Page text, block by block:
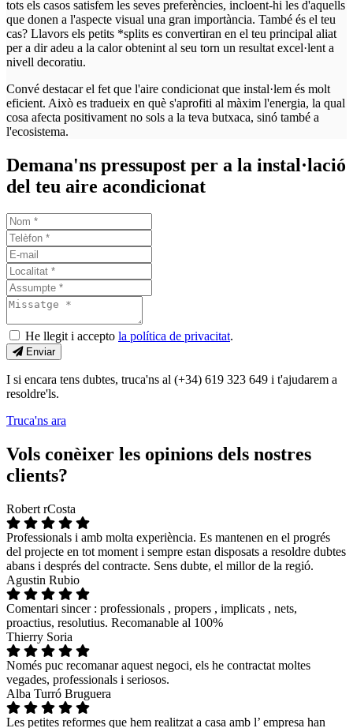
tots els casos satisfem les seves preferències, incloent-hi les d'aquells
que donen a l'aspecte visual una gran importància. També és el teu
cas? Llavors els petits *splits es convertiran en el teu principal aliat
per a dir adeu a la calor obtenint al seu torn un resultat excel·lent a
nivell decoratiu.
Convé destacar el fet que l'aire condicionat que instal·lem és molt
eficient. Això es tradueix en què s'aprofiti al màxim l'energia, la qual
cosa afecta positivament no sols a la teva butxaca, sinó també a
l'ecosistema.
Demana'ns pressupost per a la instal·lació
del teu aire acondicionat
He llegit i accepto la política de privacitat.
Enviar
I si encara tens dubtes, truca'ns al (+34) 619 323 649 i t'ajudarem a
resoldre'ls.
Truca'ns ara
Vols conèixer les opinions dels nostres
clients?
Robert rCosta
Professionals i amb molta experiència. Es mantenen en el progrés
del projecte en tot moment i sempre estan disposats a resoldre dubtes
abans i després del contracte. Sens dubte, el millor de la regió.
Agustin Rubio
Comentari sincer : professionals , propers , implicats , nets,
proactius, resolutius. Recomanable al 100%
Thierry Soria
Només puc recomanar aquest negoci, els he contractat moltes
vegades, professionals i seriosos.
Alba Turró Bruguera
Les petites reformes que hem realitzat a casa amb l’ empresa han